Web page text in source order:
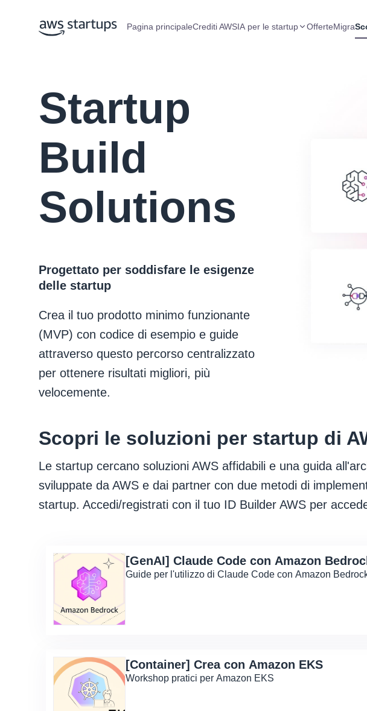
Pagina principaleCrediti AWSIA per le startup OfferteMigra
Startup
Build
Solutions
Progettato per soddisfare le esigenze
delle startup
Crea il tuo prodotto minimo funzionante
(MVP) con codice di esempio e guide
attraverso questo percorso centralizzato
per ottenere risultati migliori, più
velocemente.
Scopri le soluzioni per startup di
Le startup cercano soluzioni AWS affidabili e una guida
sviluppate da AWS e dai partner con due metodi di
startup. Accedi/registrati con il tuo ID Builder AWS per
[GenAI] Claude Code con Amazon
Guide per l'utilizzo di Claude Code con Amazon
[Container] Crea con Amazon EKS
Workshop pratici per Amazon EKS